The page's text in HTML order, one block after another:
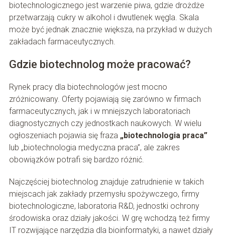
biotechnologicznego jest warzenie piwa, gdzie drożdże
przetwarzają cukry w alkohol i dwutlenek węgla. Skala
może być jednak znacznie większa, na przykład w dużych
zakładach farmaceutycznych.
Gdzie biotechnolog może pracować?
Rynek pracy dla biotechnologów jest mocno
zróżnicowany. Oferty pojawiają się zarówno w firmach
farmaceutycznych, jak i w mniejszych laboratoriach
diagnostycznych czy jednostkach naukowych. W wielu
ogłoszeniach pojawia się fraza „biotechnologia praca”
lub „biotechnologia medyczna praca”, ale zakres
obowiązków potrafi się bardzo różnić.
Najczęściej biotechnolog znajduje zatrudnienie w takich
miejscach jak zakłady przemysłu spożywczego, firmy
biotechnologiczne, laboratoria R&D, jednostki ochrony
środowiska oraz działy jakości. W grę wchodzą też firmy
IT rozwijające narzędzia dla bioinformatyki, a nawet działy